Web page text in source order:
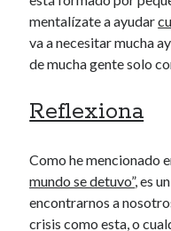
mentalízate a ayudar
va a necesitar mucha
de mucha gente solo
Reflexiona
Como he mencionado
mundo se detuvo”, es
encontrarnos a
crisis como esta, o